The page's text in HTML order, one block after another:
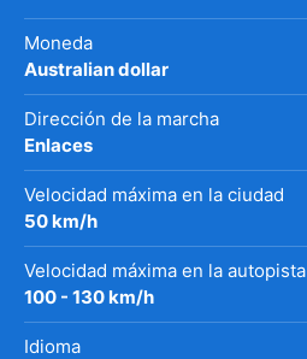
Moneda
Australian dollar
Dirección de la marcha
Enlaces
Velocidad máxima en la ciudad
50 km/h
Velocidad máxima en la autopista
100 - 130 km/h
Idioma